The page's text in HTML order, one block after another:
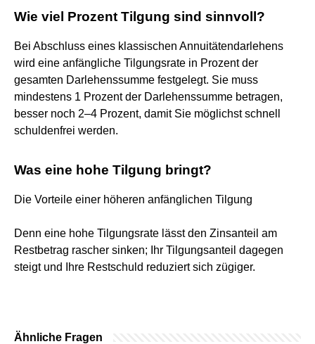
Wie viel Prozent Tilgung sind sinnvoll?
Bei Abschluss eines klassischen Annuitätendarlehens
wird eine anfängliche Tilgungsrate in Prozent der
gesamten Darlehenssumme festgelegt. Sie muss
mindestens 1 Prozent der Darlehenssumme betragen,
besser noch 2–4 Prozent, damit Sie möglichst schnell
schuldenfrei werden.
Was eine hohe Tilgung bringt?
Die Vorteile einer höheren anfänglichen Tilgung
Denn eine hohe Tilgungsrate lässt den Zinsanteil am
Restbetrag rascher sinken; Ihr Tilgungsanteil dagegen
steigt und Ihre Restschuld reduziert sich zügiger.
Ähnliche Fragen